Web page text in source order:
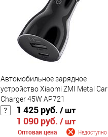
В избранное
Недоступно
Автомобильное зарядное
устройство Xiaomi ZMI Metal Car
Charger 45W AP721
1 425 руб. / шт
1 090 руб. / шт
Оптовая цена Недоступно